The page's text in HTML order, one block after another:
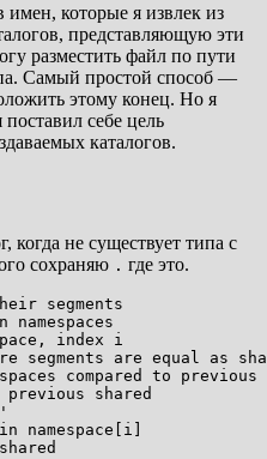
имен, которые я извлек из
представляющую эти
разместить файл по пути
Самый простой способ —
этому конец. Но я
себе цель
каталогов.
когда не существует типа с
сохраняю . где это.
segments
index i
segments are equal as
compared to previous
previous shared
namespace[i]